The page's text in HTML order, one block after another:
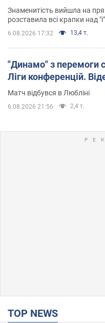
Знаменитість вийшла на
розставила всі крапки над "і"
6.08.2026 17:32 13,4 т.
"Динамо" з перемоги
Ліги конференцій.
Матч відбувся в Любліні
6.08.2026 21:56 2,4 т.
TOP NEWS